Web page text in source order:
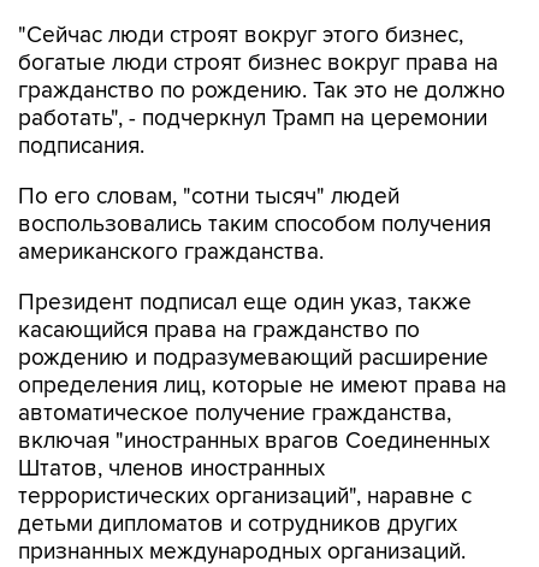
"Сейчас люди строят вокруг этого бизнес,
богатые люди строят бизнес вокруг права на
гражданство по рождению. Так это не должно
работать", - подчеркнул Трамп на церемонии
подписания.
По его словам, "сотни тысяч" людей
воспользовались таким способом получения
американского гражданства.
Президент подписал еще один указ, также
касающийся права на гражданство по
рождению и подразумевающий расширение
определения лиц, которые не имеют права на
автоматическое получение гражданства,
включая "иностранных врагов Соединенных
Штатов, членов иностранных
террористических организаций", наравне с
детьми дипломатов и сотрудников других
признанных международных организаций.